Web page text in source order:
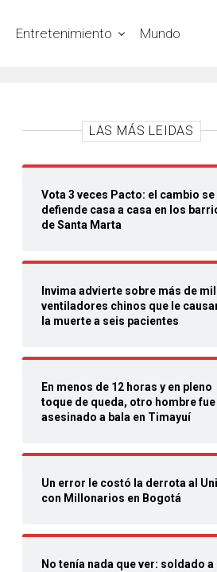
Entretenimiento Mundo
LAS MÁS LEIDAS
Vota 3 veces Pacto: el cambio se
defiende casa a casa en los
de Santa Marta
Invima advierte sobre más de mil
ventiladores chinos que le
la muerte a seis pacientes
En menos de 12 horas y en pleno
toque de queda, otro hombre fue
asesinado a bala en Timayuí
Un error le costó la derrota al
con Millonarios en Bogotá
No tenía nada que ver: soldado a